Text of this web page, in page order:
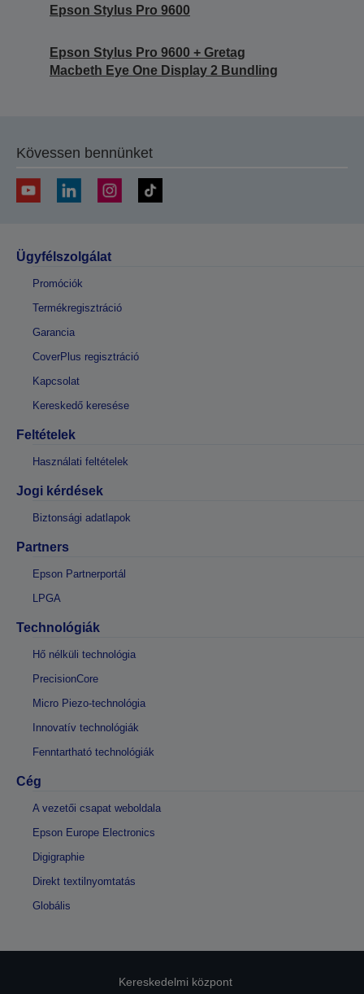
Epson Stylus Pro 9600
Epson Stylus Pro 9600 + Gretag
Macbeth Eye One Display 2 Bundling
Kövessen bennünket
Ügyfélszolgálat
Promóciók
Termékregisztráció
Garancia
CoverPlus regisztráció
Kapcsolat
Kereskedő keresése
Feltételek
Használati feltételek
Jogi kérdések
Biztonsági adatlapok
Partners
Epson Partnerportál
LPGA
Technológiák
Hő nélküli technológia
PrecisionCore
Micro Piezo-technológia
Innovatív technológiák
Fenntartható technológiák
Cég
A vezetői csapat weboldala
Epson Europe Electronics
Digigraphie
Direkt textilnyomtatás
Globális
Kereskedelmi központ